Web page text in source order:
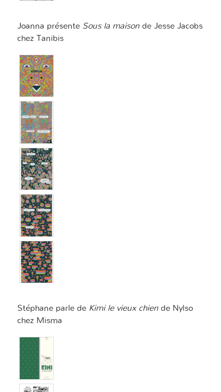
Joanna présente Sous la maison de Jesse Jacobs
chez Tanibis
Stéphane parle de Kimi le vieux chien de Nylso
chez Misma